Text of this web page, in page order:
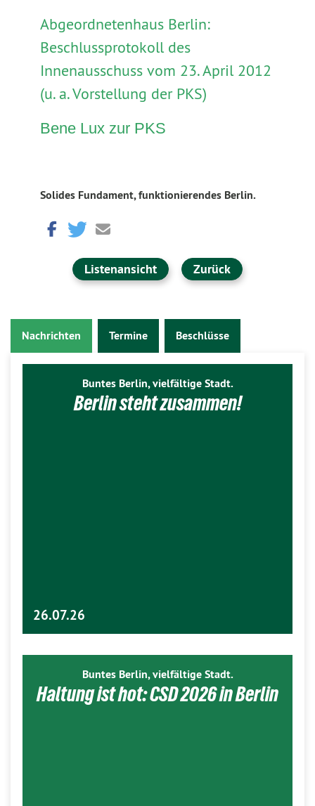
Abgeordnetenhaus Berlin:
Beschlussprotokoll des
Innenausschuss vom 23. April 2012
(u. a. Vorstellung der PKS)
Bene Lux zur PKS
Solides Fundament, funktionierendes Berlin.
Listenansicht Zurück
Nachrichten Termine Beschlüsse
Buntes Berlin, vielfältige Stadt.
Berlin steht zusammen!
26.07.26
Buntes Berlin, vielfältige Stadt.
Haltung ist hot: CSD 2026 in Berlin